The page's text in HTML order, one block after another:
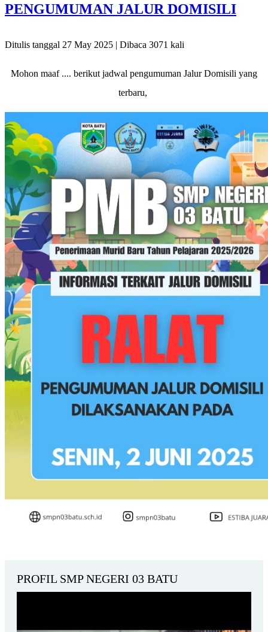
PENGUMUMAN JALUR DOMISILI
Ditulis tanggal 27 May 2025 | Dibaca 3071 kali
Mohon maaf .... berikut jadwal pengumuman Jalur Domisili yang
terbaru,
PROFIL SMP NEGERI 03 BATU